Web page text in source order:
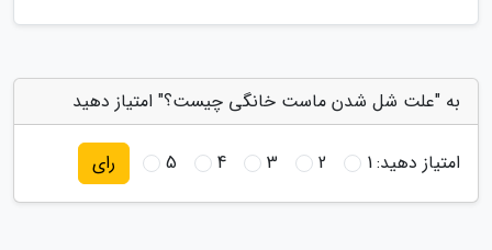
به "علت شل شدن ماست خانگی چیست؟" امتیاز دهید
امتیاز دهید:1
2
3
4
5 رای